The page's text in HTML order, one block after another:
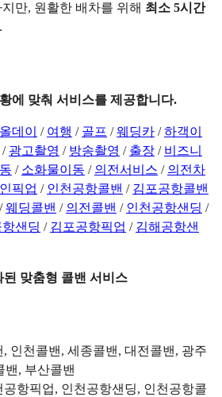
만, 원활한 배차를 위해 최소 5시간
에 맞춰 서비스를 제공합니다.
올데이 / 여행 / 골프 /웨딩카 /하객이
/ 광고촬영 / 방송촬영 / 출장 / 비즈니
/ 소화물이동 / 의전서비스 / 의전차
픽업 / 인천공항콜밴 / 김포공항콜밴
/웨딩콜밴 / 의전콜밴 / 인천공항샌딩 /
샌딩 / 김포공항픽업 / 김해공항샌
맞춤형 콜밴 서비스
인천콜밴, 세종콜밴, 대전콜밴, 광주
밴, 부산콜밴
항픽업, 인천공항샌딩, 인천공항콜